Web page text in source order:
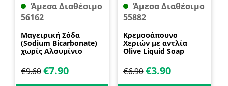
Άμεσα Διαθέσιμο
56162
Μαγειρική Σόδα
(Sodium Bicarbonate)
χωρίς Αλουμίνιο
€9.60€7.90
Άμεσα Διαθέσιμο
55882
Κρεμοσάπουνο
Χεριών με αντλία
Olive Liquid Soap
€6.90 €3.90